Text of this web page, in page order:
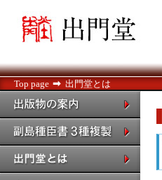
Top page 出門堂とは